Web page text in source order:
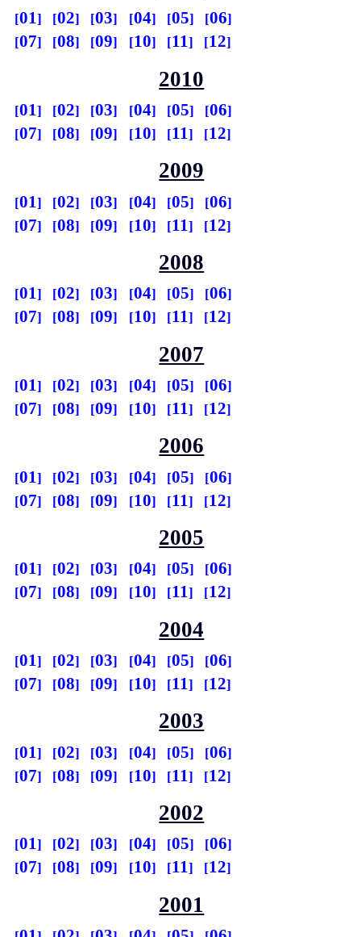
01 02 03 04 05
06
07
08 09 10 11 12
2010
01 02 03 04 05
06
07
08 09 10 11 12
2009
01 02 03 04 05
06
07
08 09 10 11 12
2008
01 02 03 04 05
06
07
08 09 10 11 12
2007
01 02 03 04 05
06
07
08 09 10 11 12
2006
01 02 03 04 05
06
07
08 09 10 11 12
2005
01 02 03 04 05
06
07
08 09 10 11 12
2004
01 02 03 04 05
06
07
08 09 10 11 12
2003
01 02 03 04 05
06
07
08 09 10 11 12
2002
01 02 03 04 05
06
07
08 09 10 11 12
2001